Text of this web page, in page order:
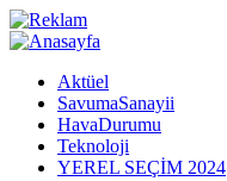
Aktüel
SavumaSanayii
HavaDurumu
Teknoloji
YEREL SEÇİM 2024